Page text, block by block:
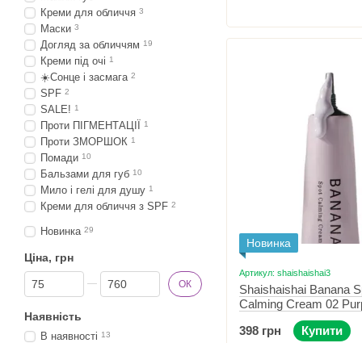
Новинка
Артикул: shaishaishai3
Shaishaishai Banana
Calming Cream 02
коректуюча база під
лавандовим тінтом 15 г
398 грн Купити
Креми для обличчя 3
Маски 3
Догляд за обличчям 19
Креми під очі 1
☀️Сонце і засмага 2
SPF 2
SALE! 1
Проти ПІГМЕНТАЦІЇ 1
Проти ЗМОРШОК 1
Помади 10
Бальзами для губ 10
Мило і гелі для душу 1
Креми для обличчя з SPF 2
Новинка 29
Ціна, грн
Від Ціна, грн
До Ціна, грн ОК
Наявність
В наявності 13